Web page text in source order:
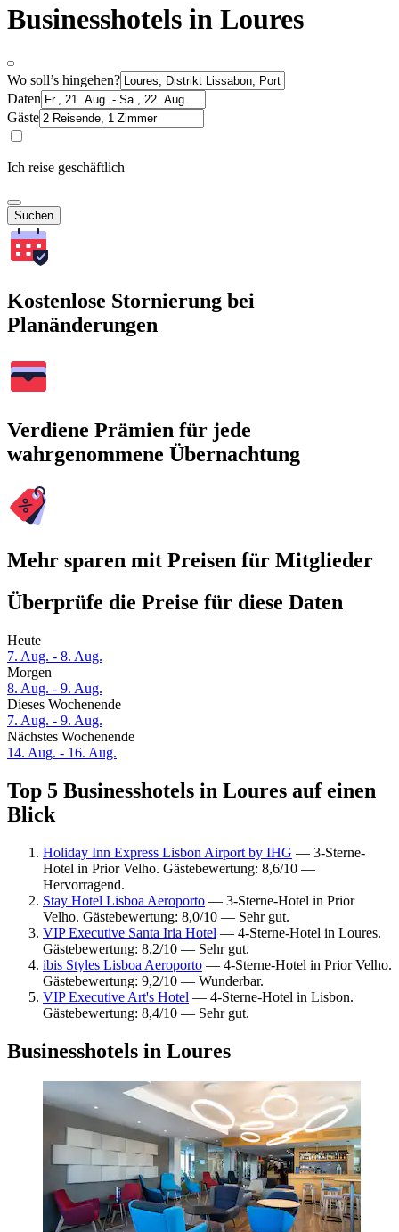
Businesshotels in Loures
Wo soll’s hingehen?
Daten
Gäste
Ich reise geschäftlich
Suchen
Kostenlose Stornierung bei
Planänderungen
Verdiene Prämien für jede
wahrgenommene Übernachtung
Mehr sparen mit Preisen für Mitglieder
Überprüfe die Preise für diese Daten
Heute
7. Aug. - 8. Aug.
Morgen
8. Aug. - 9. Aug.
Dieses Wochenende
7. Aug. - 9. Aug.
Nächstes Wochenende
14. Aug. - 16. Aug.
Top 5 Businesshotels in Loures auf einen
Blick
Holiday Inn Express Lisbon Airport by IHG — 3-Sterne-
Hotel in Prior Velho. Gästebewertung: 8,6/10 —
Hervorragend.
Stay Hotel Lisboa Aeroporto — 3-Sterne-Hotel in Prior
Velho. Gästebewertung: 8,0/10 — Sehr gut.
VIP Executive Santa Iria Hotel — 4-Sterne-Hotel in Loures.
Gästebewertung: 8,2/10 — Sehr gut.
ibis Styles Lisboa Aeroporto — 4-Sterne-Hotel in Prior Velho.
Gästebewertung: 9,2/10 — Wunderbar.
VIP Executive Art's Hotel — 4-Sterne-Hotel in Lisbon.
Gästebewertung: 8,4/10 — Sehr gut.
Businesshotels in Loures